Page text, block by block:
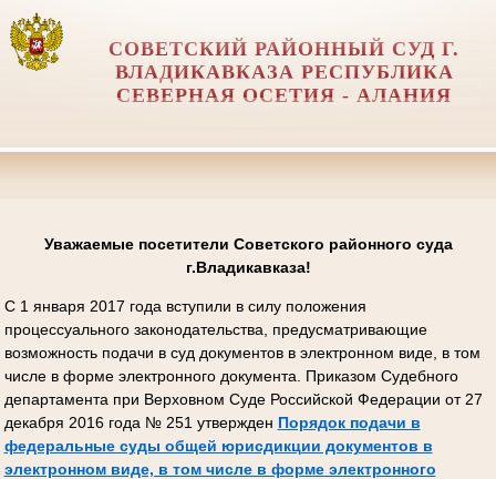
СОВЕТСКИЙ РАЙОННЫЙ СУД Г.
ВЛАДИКАВКАЗА РЕСПУБЛИКА
СЕВЕРНАЯ ОСЕТИЯ - АЛАНИЯ
Уважаемые посетители Советского районного суда
г.Владикавказа!
С 1 января 2017 года вступили в силу положения
процессуального законодательства, предусматривающие
возможность подачи в суд документов в электронном виде, в том
числе в форме электронного документа. Приказом Судебного
департамента при Верховном Суде Российской Федерации от 27
декабря 2016 года № 251 утвержден Порядок подачи в
федеральные суды общей юрисдикции документов в
электронном виде, в том числе в форме электронного